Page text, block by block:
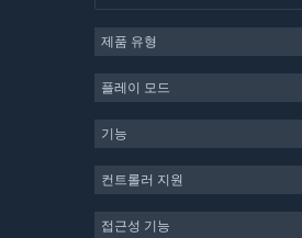
MMO
시뮬레이션
제품 유형
플레이 모드
기능
컨트롤러 지원
접근성 기능